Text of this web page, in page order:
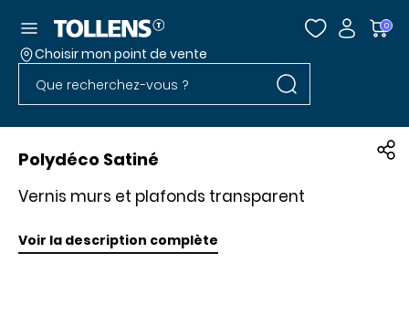
0
Passer la liste des magasins et aller au pied
Choisir mon point de vente
Rechercher dans le site Rechercher
Accéder au menu
Polydéco Satiné
Vernis murs et plafonds transparent
Voir la description complète